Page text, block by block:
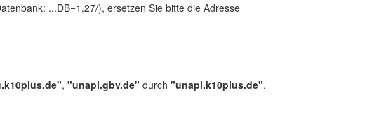
...DB=1.27/), ersetzen Sie bitte die Adresse
, "unapi.gbv.de" durch "unapi.k10plus.de".